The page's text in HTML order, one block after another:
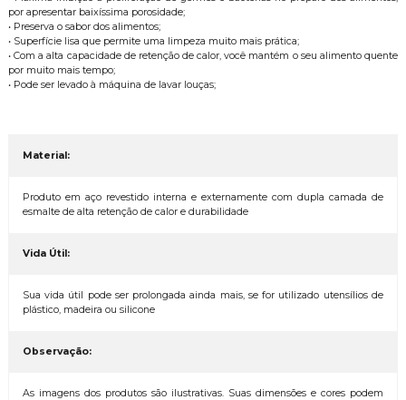
por apresentar baixíssima porosidade;
• Preserva o sabor dos alimentos;
• Superfície lisa que permite uma limpeza muito mais prática;
• Com a alta capacidade de retenção de calor, você mantém o seu alimento quente
por muito mais tempo;
• Pode ser levado à máquina de lavar louças;
Material:
Produto em aço revestido interna e externamente com dupla camada de
esmalte de alta retenção de calor e durabilidade
Vida Útil:
Sua vida útil pode ser prolongada ainda mais, se for utilizado utensílios de
plástico, madeira ou silicone
Observação:
As imagens dos produtos são ilustrativas. Suas dimensões e cores podem